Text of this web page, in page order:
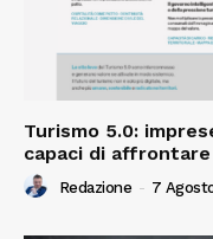
Turismo 5.0:
capaci di
Redazione - 7